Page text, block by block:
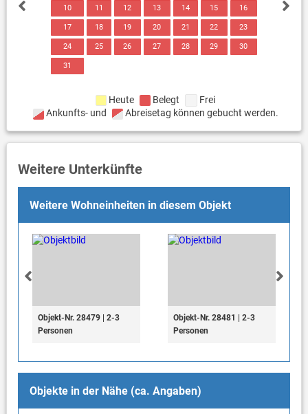
10 11 12 13 14 15 16
17 18 19 20 21 22 23
24 25 26 27 28 29 30
31
Heute Belegt
Frei
Ankunfts- und
Abreisetag können gebucht werden.
Weitere Unterkünfte
Weitere Wohneinheiten in diesem Objekt
Objekt-Nr. 28479 | 2-3
Personen
Objekt-Nr. 28481 | 2-3
Personen
Objekte in der Nähe (ca. Angaben)